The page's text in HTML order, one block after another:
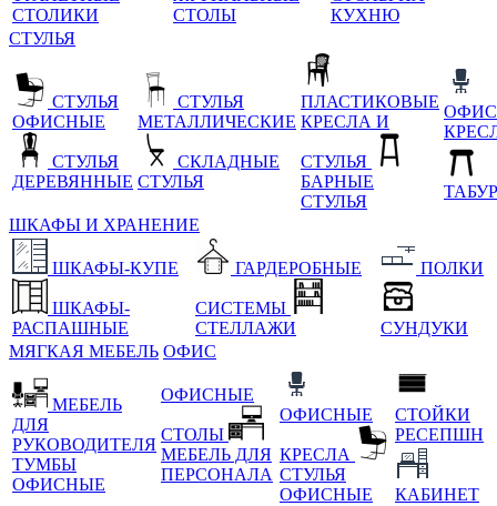
СТОЛИКИ
СТОЛЫ
КУХНЮ
СТУЛЬЯ
СТУЛЬЯ
ОФИСНЫЕ
СТУЛЬЯ
ДЕРЕВЯННЫЕ
СТУЛЬЯ
МЕТАЛЛИЧЕСКИЕ
СКЛАДНЫЕ
СТУЛЬЯ
ПЛАСТИКОВЫЕ
КРЕСЛА И
СТУЛЬЯ
БАРНЫЕ
СТУЛЬЯ
ШКАФЫ И ХРАНЕНИЕ
ШКАФЫ-КУПЕ
ШКАФЫ-
РАСПАШНЫЕ
ГАРДЕРОБНЫЕ
СИСТЕМЫ
СТЕЛЛАЖИ
ПОЛКИ
СУНДУКИ
МЯГКАЯ МЕБЕЛЬ ОФИС
МЕБЕЛЬ
ДЛЯ
РУКОВОДИТЕЛЯ
ТУМБЫ
ОФИСНЫЕ
ОФИСНЫЕ
СТОЛЫ
МЕБЕЛЬ ДЛЯ
ПЕРСОНАЛА
ОФИСНЫЕ
КРЕСЛА
СТУЛЬЯ
ОФИСНЫЕ
СТОЙКИ
РЕСЕПШН
КАБИНЕТ